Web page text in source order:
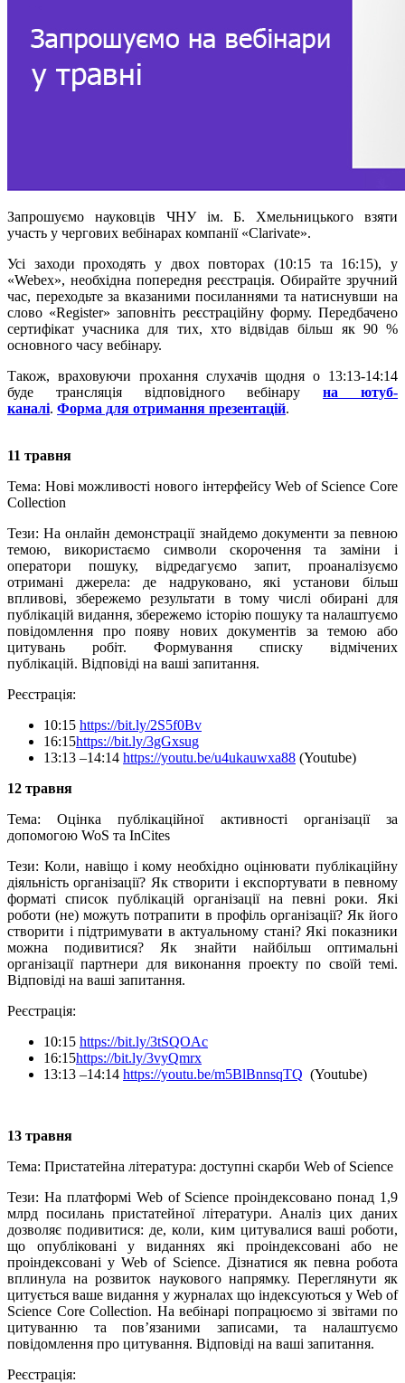
Запрошуємо науковців ЧНУ ім. Б. Хмельницького взяти
участь у чергових вебінарах компанії «Clarivate».
Усі заходи проходять у двох повторах (10:15 та 16:15), у
«Webex», необхідна попередня реєстрація. Обирайте зручний
час, переходьте за вказаними посиланнями та натиснувши на
слово «Register» заповніть реєстраційну форму. Передбачено
сертифікат учасника для тих, хто відвідав більш як 90 %
основного часу вебінару.
Також, враховуючи прохання слухачів щодня о 13:13-14:14
буде трансляція відповідного вебінаруна ютуб-
каналі. Форма для отримання презентацій.
11 травня
Тема: Нові можливості нового інтерфейсуWeb of Science Core
Collection
Тези:На онлайн демонстрації знайдемо документи за певною
темою, використаємо символи скорочення та заміни і
оператори пошуку, відредагуємо запит, проаналізуємо
отримані джерела: де надруковано, які установи більш
впливові, збережемо результати в тому числі обирані для
публікацій видання, збережемо історію пошуку та налаштуємо
повідомлення про появу нових документів за темою або
цитувань робіт. Формування списку відмічених
публікацій. Відповіді на ваші запитання.
Реєстрація:
10:15 https://bit.ly/2S5f0Bv
16:15https://bit.ly/3gGxsug
13:13 –14:14 https://youtu.be/u4ukauwxa88 (Youtube)
12 травня
Тема:Оцінка публікаційної активності організації за
допомогою WoS та InCites
Тези: Коли, навіщо і кому необхідно оцінювати публікаційну
діяльність організації? Як створити і експортувати в певному
форматі список публікацій організації на певні роки. Які
роботи (не) можуть потрапити в профіль організації? Як його
створити і підтримувати в актуальному стані? Які показники
можна подивитися? Як знайти найбільш оптимальні
організації партнери для виконання проекту по своїй темі.
Відповіді на ваші запитання.
Реєстрація:
10:15 https://bit.ly/3tSQOAc
16:15https://bit.ly/3vyQmrx
13:13 –14:14 https://youtu.be/m5BlBnnsqTQ (Youtube)
13 травня
Тема: Пристатейна література: доступні скарби Web of Science
Тези: На платформі Web of Science проіндексовано понад 1,9
млрд посилань пристатейної літератури. Аналіз цих даних
дозволяє подивитися: де, коли, ким цитувалися ваші роботи,
що опубліковані у виданнях які проіндексовані або не
проіндексовані у Web of Science. Дізнатися як певна робота
вплинула на розвиток наукового напрямку. Переглянути як
цитується ваше видання у журналах що індексуються у Web of
Science Core Collection. На вебінарі попрацюємо зі звітами по
цитуванню та пов’язаними записами, та налаштуємо
повідомлення про цитування. Відповіді на ваші запитання.
Реєстрація: